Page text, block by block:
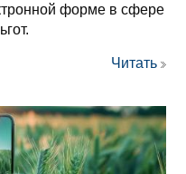
форме в сфере
Читать